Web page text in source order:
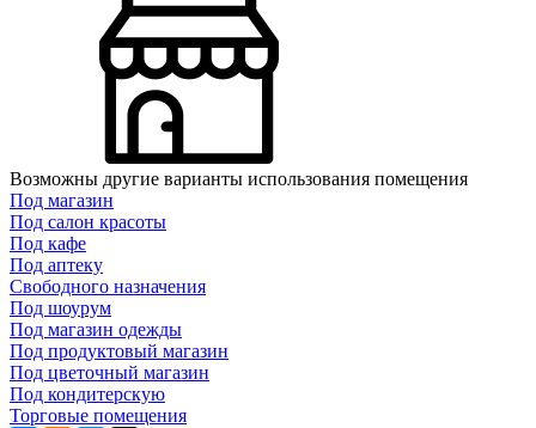
Возможны другие варианты использования помещения
Под магазин
Под салон красоты
Под кафе
Под аптеку
Свободного назначения
Под шоурум
Под магазин одежды
Под продуктовый магазин
Под цветочный магазин
Под кондитерскую
Торговые помещения